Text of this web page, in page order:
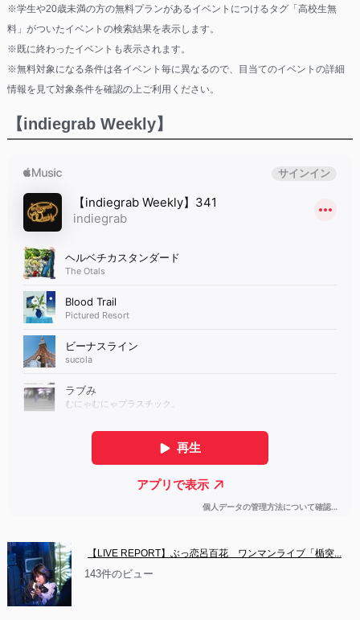
※学生や20歳未満の方の無料プランがあるイベントにつけるタグ「高校生無
料」がついたイベントの検索結果を表示します。
※既に終わったイベントも表示されます。
※無料対象になる条件は各イベント毎に異なるので、目当てのイベントの詳細
情報を見て対象条件を確認の上ご利用ください。
【indiegrab Weekly】
【LIVE REPORT】ぶっ恋呂百花　ワンマンライブ「楯突...
143件のビュー